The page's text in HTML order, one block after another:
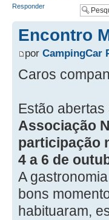
Responder
Encontro
por CampingCar
Caros
Estão
Associação
participação
4 a 6 de
A
bons
habituaram,